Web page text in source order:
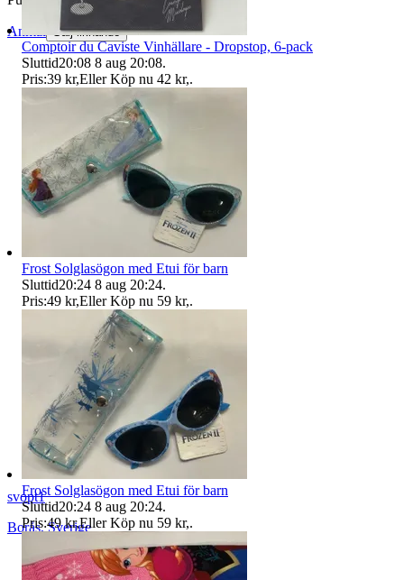
Anmäl Sälj liknande
svopt1
Borås,Sverige
Comptoir du Caviste Vinhällare - Dropstop, 6-pack
Sluttid20:08 8 aug 20:08.
Pris:39 kr,Eller Köp nu 42 kr,.
Frost Solglasögon med Etui för barn
Sluttid20:24 8 aug 20:24.
Pris:49 kr,Eller Köp nu 59 kr,.
Frost Solglasögon med Etui för barn
Sluttid20:24 8 aug 20:24.
Pris:49 kr,Eller Köp nu 59 kr,.